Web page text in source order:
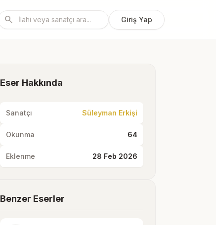
search Giriş Yap
Eser Hakkında
Sanatçı Süleyman Erkişi
Okunma 64
Eklenme 28 Feb 2026
Benzer Eserler